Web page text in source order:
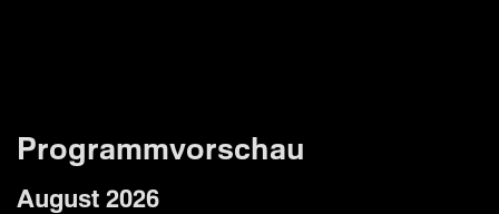
Programmvorschau
August 2026